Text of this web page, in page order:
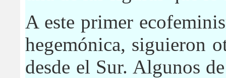
A este primer
hegemónica, siguieron
desde el Sur. Algunos